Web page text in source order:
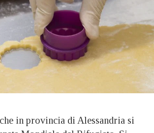
in provincia di Alessandria si